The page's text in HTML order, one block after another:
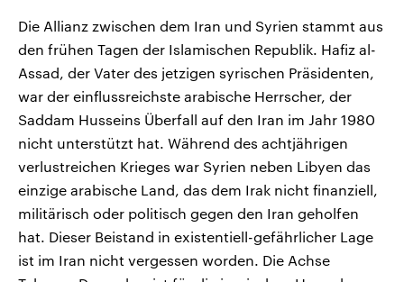
Die Allianz zwischen dem Iran und Syrien stammt aus
den frühen Tagen der Islamischen Republik. Hafiz al-
Assad, der Vater des jetzigen syrischen Präsidenten,
war der einflussreichste arabische Herrscher, der
Saddam Husseins Überfall auf den Iran im Jahr 1980
nicht unterstützt hat. Während des achtjährigen
verlustreichen Krieges war Syrien neben Libyen das
einzige arabische Land, das dem Irak nicht finanziell,
militärisch oder politisch gegen den Iran geholfen
hat. Dieser Beistand in existentiell-gefährlicher Lage
ist im Iran nicht vergessen worden. Die Achse